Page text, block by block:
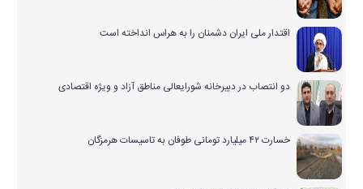
اقتدار ملی ایران دشمنان را به هراس انداخته است
دو انتصاب در دبیرخانه شورایعالی مناطق آزاد و ویژه اقتصادی
خسارت ۴۲ میلیارد تومانی طوفان به تاسیسات هرمزگان